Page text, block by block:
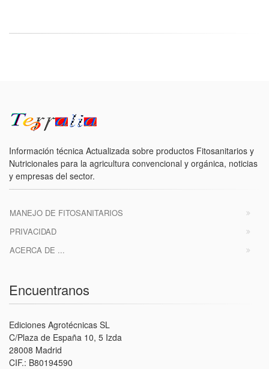
Información técnica Actualizada sobre productos Fitosanitarios y
Nutricionales para la agricultura convencional y orgánica, noticias
y empresas del sector.
MANEJO DE FITOSANITARIOS
PRIVACIDAD
ACERCA DE ...
Encuentranos
Ediciones Agrotécnicas SL
C/Plaza de España 10, 5 Izda
28008 Madrid
CIF.: B80194590